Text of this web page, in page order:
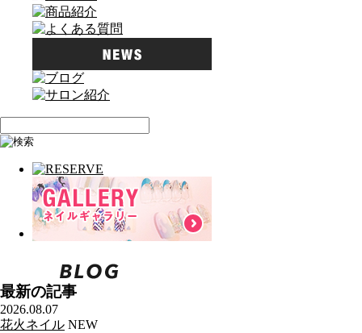
最新の記事
2026.08.07
花火ネイル NEW